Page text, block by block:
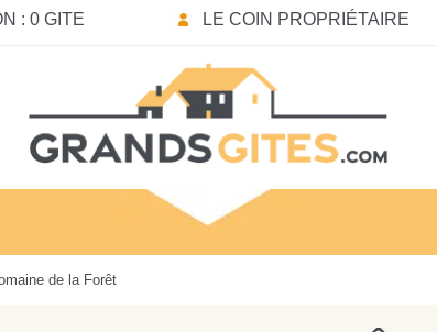
: 0 GITE LE COIN PROPRIÉTAIRE
de la Forêt